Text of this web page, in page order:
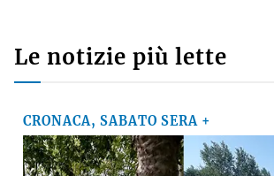
Le notizie più lette
CRONACA, SABATO SERA +